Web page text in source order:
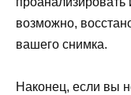
возможно,
вашего снимка.
Наконец, если вы